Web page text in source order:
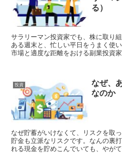
る）
サラリーマン投資家でも、株に取り
ある週末と、忙しい平日をうまく使
市場と適度な距離をおける副業投資
投資
なぜ、
なのか
なぜ貯蓄がいけなくて、リスクを取
貯金も立派なリスクです。なんの裏
れる現金を貯めこんでいても、やが